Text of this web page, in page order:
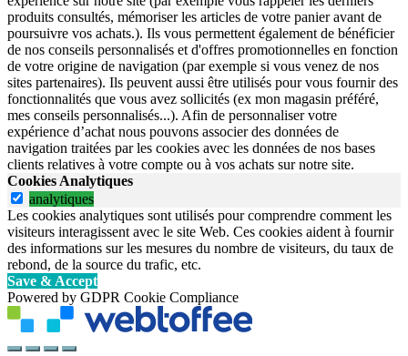
produits consultés, mémoriser les articles de votre panier avant de
poursuivre vos achats.). Ils vous permettent également de bénéficier
de nos conseils personnalisés et d'offres promotionnelles en fonction
de votre origine de navigation (par exemple si vous venez de nos
sites partenaires). Ils peuvent aussi être utilisés pour vous fournir des
fonctionnalités que vous avez sollicités (ex mon magasin préféré,
mes conseils personnalisés...). Afin de personnaliser votre
expérience d’achat nous pouvons associer des données de
navigation traitées par les cookies avec les données de nos bases
clients relatives à votre compte ou à vos achats sur notre site.
Cookies Analytiques
analytiques
Les cookies analytiques sont utilisés pour comprendre comment les
visiteurs interagissent avec le site Web. Ces cookies aident à fournir
des informations sur les mesures du nombre de visiteurs, du taux de
rebond, de la source du trafic, etc.
Save & Accept
Powered by GDPR Cookie Compliance